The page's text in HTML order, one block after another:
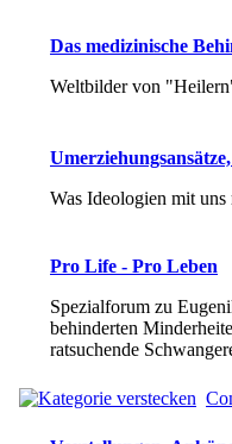
Das medizinische
Weltbilder von
Was Ideologien mit uns
Pro Life - Pro Leben
Spezialforum zu
behinderten
ratsuchende